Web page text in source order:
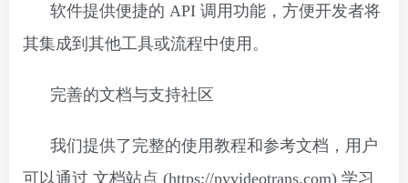
软件提供便捷的 API 调用功能，方便开发者将
其集成到其他工具或流程中使用。
完善的文档与支持社区
我们提供了完整的使用教程和参考文档，用户
可以通过 文档站点 (https://pyvideotrans.com) 学习